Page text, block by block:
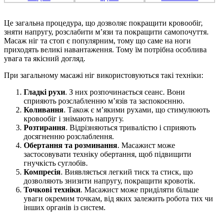
Це загальна процедура, що дозволяє покращити кровообіг,
зняти напругу, розслабити м’язи та покращити самопочуття.
Масаж ніг та стоп є популярним, тому що саме на ноги
приходять великі навантаження. Тому їм потрібна особлива
увага та якісний догляд.
При загальному масажі ніг використовуються такі техніки:
Гладкі рухи. З них розпочинається сеанс. Вони
сприяють розслабленню м’язів та заспокоєнню.
Коливання. Також є м’якими рухами, що стимулюють
кровообіг і знімають напругу.
Розтирання. Відрізняються тривалістю і сприяють
досягненню розслаблення.
Обертання та розминання. Масажист може
застосовувати техніку обертання, щоб підвищити
гнучкість суглобів.
Компресія. Виявляється легкий тиск та стиск, що
дозволяють знизити напругу, покращити кровотік.
Точкові техніки. Масажист може приділяти більше
уваги окремим точкам, від яких залежить робота тих чи
інших органів із систем.